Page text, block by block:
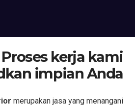
Proses kerja kami
impian Anda
merupakan jasa yang menangani